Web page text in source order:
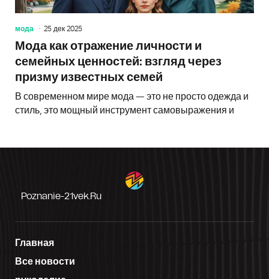
мода 25 дек 2025
Мода как отражение личности и
семейных ценностей: взгляд через
призму известных семей
В современном мире мода — это не просто одежда и
стиль, это мощный инструмент самовыражения и
Poznanie-21vek.ru
Главная
Все новости